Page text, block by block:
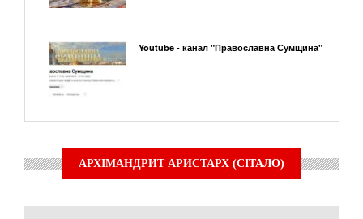
Youtube - канал "Православна Сумщина"
АРХІМАНДРИТ АРИСТАРХ (СІТАЛО)